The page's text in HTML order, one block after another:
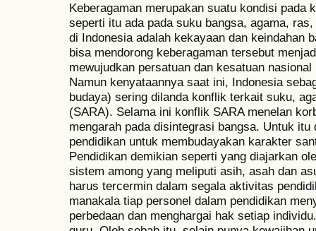
Keberagaman merupakan suatu kondisi pada
seperti itu ada pada suku bangsa, agama,
di Indonesia adalah kekayaan dan keindahan
bisa mendorong keberagaman tersebut
mewujudkan persatuan dan kesatuan
Namun kenyataannya saat ini, Indonesia
budaya) sering dilanda konflik terkait suku,
(SARA). Selama ini konflik SARA menelan
mengarah pada disintegrasi bangsa. Untuk
pendidikan untuk membudayakan karakter
Pendidikan demikian seperti yang diajarkan
sistem among yang meliputi asih, asah dan
harus tercermin dalam segala aktivitas
manakala tiap personel dalam pendidikan
perbedaan dan menghargai hak setiap